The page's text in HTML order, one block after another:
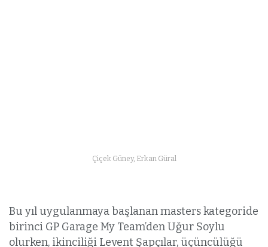
Çiçek Güney, Erkan Güral
Bu yıl uygulanmaya başlanan masters kategoride
birinci GP Garage My Team’den Uğur Soylu
olurken, ikinciliği Levent Şapçılar, üçüncülüğü